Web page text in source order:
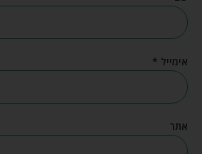
אימייל *
אתר